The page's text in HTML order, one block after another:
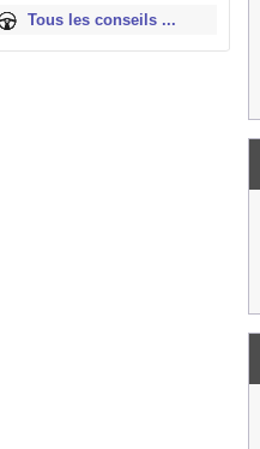
Tous les conseils ...